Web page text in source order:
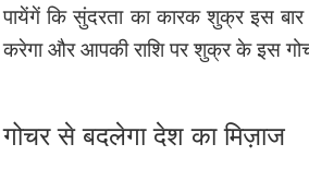
पायेंगें कि सुंदरता का कारक शुक्र इस बार
करेगा और आपकी राशि पर शुक्र के इस
गोचर से बदलेगा देश का मिज़ाज